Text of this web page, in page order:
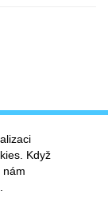
Když
nám